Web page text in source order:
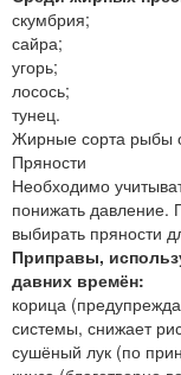
скумбрия;
сайра;
угорь;
лосось;
тунец.
Жирные сорта рыбы
Пряности
Необходимо
понижать давление.
выбирать пряности
Приправы,
давних времён:
корица
системы, снижает
сушёный лук (по